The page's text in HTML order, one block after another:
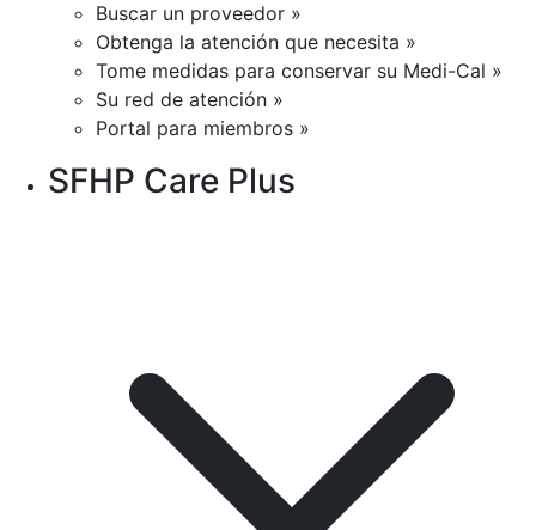
Buscar un proveedor »
Obtenga la atención que necesita »
Tome medidas para conservar su Medi-Cal »
Su red de atención »
Portal para miembros »
SFHP Care Plus